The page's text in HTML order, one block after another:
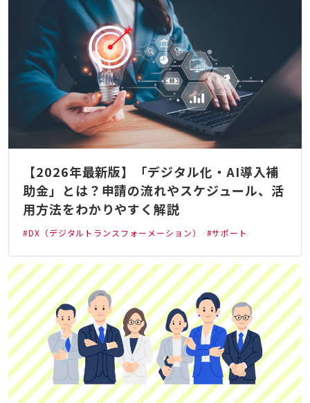
【2026年最新版】「デジタル化・AI導入補
助金」とは？申請の流れやスケジュール、活
用方法をわかりやすく解説
#DX（デジタルトランスフォーメーション） #サポート